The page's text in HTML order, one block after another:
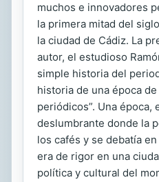
muchos e innovadores
la primera mitad del
la ciudad de Cádiz. La
autor, el estudioso
simple historia del
historia de una época
periódicos”. Una época,
deslumbrante donde la
los cafés y se debatía
era de rigor en una
política y cultural del